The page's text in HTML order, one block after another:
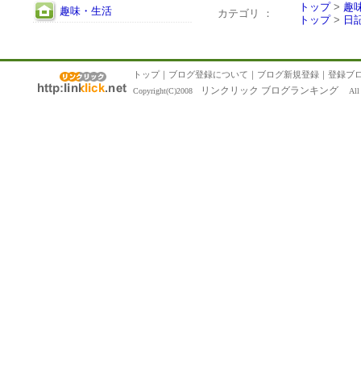
趣味・生活
カテゴリ ：
トップ> 趣
トップ> 日
トップ｜ ブログ登録について ｜ ブログ新規登録 ｜ 登録ブ
Copyright(C)2008 リンクリック ブログランキング All